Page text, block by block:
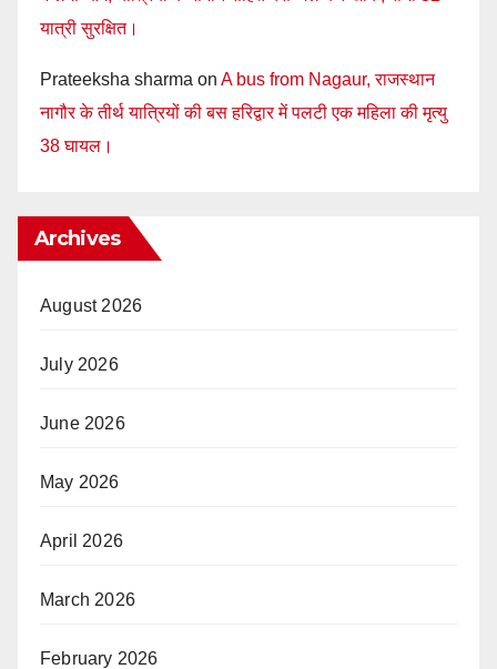
यात्री सुरक्षित।
Prateeksha sharma on A bus from Nagaur, राजस्थान
नागौर के तीर्थ यात्रियों की बस हरिद्वार में पलटी एक महिला की मृत्यु
38 घायल।
Archives
August 2026
July 2026
June 2026
May 2026
April 2026
March 2026
February 2026